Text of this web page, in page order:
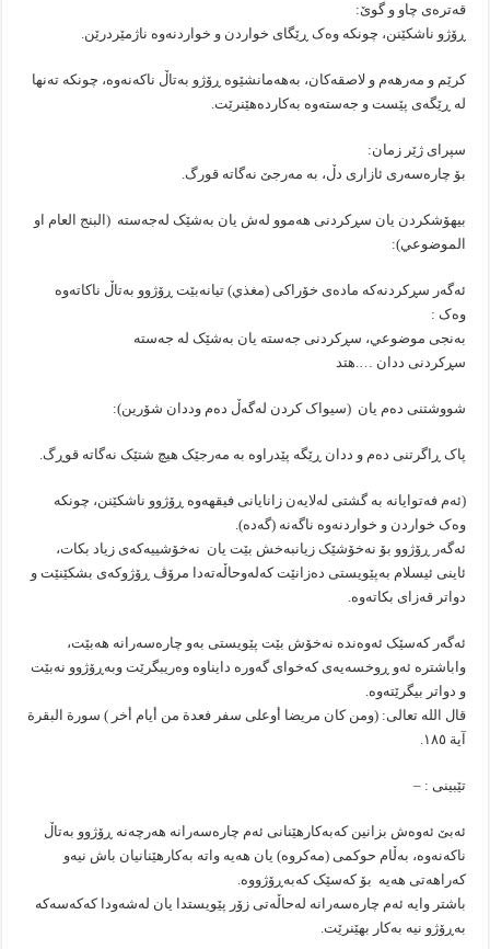
قەترەی چاو و گوێ:
ڕۆژو ناشکێنن، چونکە وەک ڕێگای خواردن و خواردنەوە ناژمێردرێن.
کرێم و مەرهەم و لاصقەکان، بەهەمانشێوە ڕۆژو بەتاڵ ناکەنەوە، چونکە تەنها
لە ڕێگەی پێست و جەستەوە بەکاردەهێنرێت.
سپرای ژێر زمان:
بۆ چارەسەری ئازاری دڵ، بە مەرجێ نەگاتە قورگ.
بیهۆشکردن یان سڕکردنی هەموو لەش یان بەشێک لەجەستە (البنج العام او
الموضوعي):
ئەگەر سڕکردنەکە مادەی خۆراکی (مغذي) تیانەبێت ڕۆژوو بەتاڵ ناکاتەوە
وەک :
بەنجی موضوعي، سڕکردنی جەستە یان بەشێک لە جەستە
سڕکردنی ددان ….هتد
شووشتنی دەم یان (سیواک کردن لەگەڵ دەم وددان شۆرین):
پاک ڕاگرتنی دەم و ددان ڕێگە پێدراوە بە مەرجێک هیچ شتێک نەگاتە قوڕگ.
(ئەم فەتوایانە بە گشتی لەلایەن زانایانی فیقهەوە ڕۆژوو ناشکێنن، چونکە
وەک خواردن و خواردنەوە ناگەنە (گەدە).
ئەگەر ڕۆژوو بۆ نەخۆشێک زیانبەخش بێت یان نەخۆشییەکەی زیاد بکات،
ئاینی ئیسلام بەپێویستی دەزانێت کەلەوحاڵەتەدا مرۆڤ ڕۆژوکەی بشکێنێت و
دواتر قەزای بکاتەوە.
ئەگەر کەسێک ئەوەندە نەخۆش بێت پێویستی بەو چارەسەرانە هەبێت،
واباشترە ئەو ڕوخسەیەی کەخوای گەورە دایناوە وەریبگرێت وبەڕۆژوو نەبێت
و دواتر بیگرێتەوە.
قال اللە تعالی: (ومن کان مريضا أوعلى سفر فعدة من أيام أخر ) سورة البقرة
آية ١٨٥.
تێبینی : –
ئەبێ ئەوەش بزانین کەبەکارهێنانی ئەم چارەسەرانە هەرچەنە ڕۆژوو بەتاڵ
ناکەنەوە، بەڵام حوکمی (مەکروە) یان هەیە واتە بەکارهێنانیان باش نیەو
کەراهەتی هەیە بۆ کەسێک کەبەڕۆژووە.
باشتر وایە ئەم چارەسەرانە لەحاڵەتی زۆر پێویستدا یان لەشەودا کەکەسەکە
بەڕۆژو نیە بەکار بهێنرێت.